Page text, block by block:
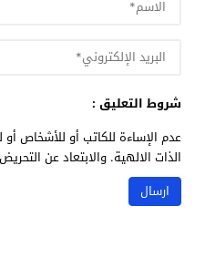
شروط التعليق :
عدم الإساءة للكاتب أو للأشخاص
الذات الالهية. والابتعاد عن